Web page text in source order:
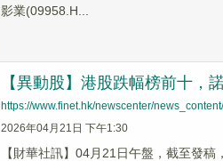
影業(09958.H...
【異動股】港股跌幅榜前十，
https://www.finet.hk/newscenter/
2026年04月21日 下午1:30
【財華社訊】04月21日午盤，截至發